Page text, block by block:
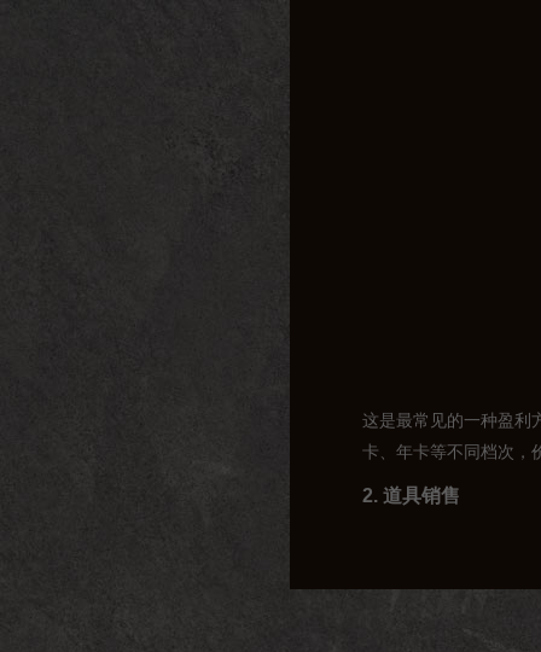
这是最常见的一种盈利
卡、年卡等不同档次，
2. 道具销售